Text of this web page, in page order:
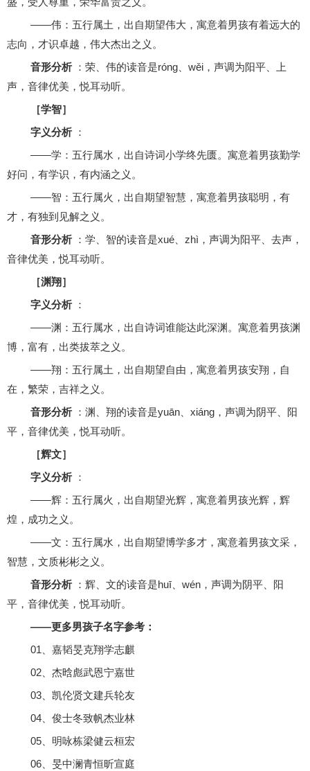
——伟：五行属土，出自期望伟大，寓意着男孩有着远大的
志向，才识卓越，伟大杰出之义。
音形分析 ：荣、伟的读音是róng、wěi，声调为阳平、上
声，音律优美，悦耳动听。
［学智］
字义分析 ：
——学：五行属水，出自诗词小学终先匮。寓意着男孩勤学
好问，有学识，有内涵之义。
——智：五行属火，出自期望智慧，寓意着男孩聪明，有
才，有独到见解之义。
音形分析 ：学、智的读音是xué、zhì，声调为阳平、去声，
音律优美，悦耳动听。
［渊翔］
字义分析 ：
——渊：五行属水，出自诗词谁能达此深渊。寓意着男孩渊
博，富有，出类拔萃之义。
——翔：五行属土，出自期望自由，寓意着男孩安翔，自
在，繁荣，吉祥之义。
音形分析 ：渊、翔的读音是yuān、xiáng，声调为阴平、阳
平，音律优美，悦耳动听。
［辉文］
字义分析 ：
——辉：五行属火，出自期望光辉，寓意着男孩光辉，辉
煌，成功之义。
——文：五行属水，出自期望博学多才，寓意着男孩文采，
智慧，文质彬彬之义。
音形分析 ：辉、文的读音是huī、wén，声调为阴平、阳
平，音律优美，悦耳动听。
——更多男孩子名字参考：
01、嘉韬旻克翔学志麒
02、杰晗彪武恩宁嘉世
03、凯伦贤文建兵轮友
04、俊士冬致帆杰业林
05、明咏栋梁健云桓宏
06、旻中澜青恒昕宣庭